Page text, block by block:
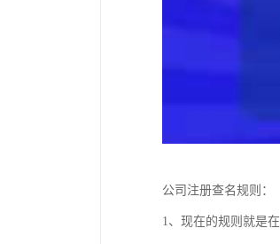
公司注册查名规则：
1、现在的规则就是